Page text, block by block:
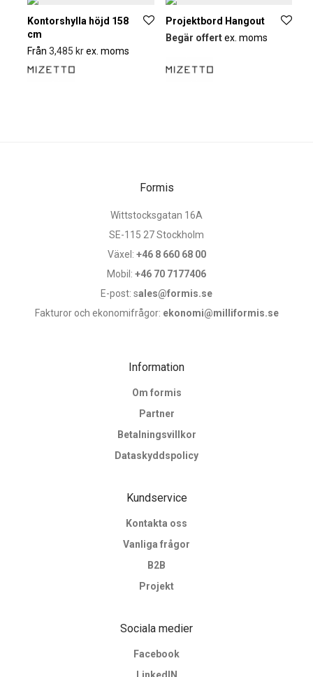
Kontorshylla höjd 158
cm
Från 3,485 krex. moms
Projektbord Hangout
Begär offertex. moms
Formis
Wittstocksgatan 16A
SE-115 27 Stockholm
Växel: +46 8 660 68 00
Mobil: +46 70 7177406
E-post: sales@formis.se
Fakturor och ekonomifrågor: ekonomi@milliformis.se
Information
Om formis
Partner
Betalningsvillkor
Dataskyddspolicy
Kundservice
Kontakta oss
Vanliga frågor
B2B
Projekt
Sociala medier
Facebook